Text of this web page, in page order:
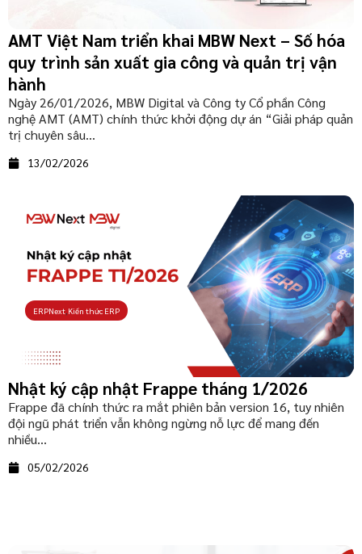
AMT Việt Nam triển khai MBW Next – Số hóa
quy trình sản xuất gia công và quản trị vận
hành
Ngày 26/01/2026, MBW Digital và Công ty Cổ phần Công
nghệ AMT (AMT) chính thức khởi động dự án “Giải pháp quản
trị chuyên sâu...
13/02/2026
Nhật ký cập nhật Frappe tháng 1/2026
Frappe đã chính thức ra mắt phiên bản version 16, tuy nhiên
đội ngũ phát triển vẫn không ngừng nỗ lực để mang đến
nhiều...
05/02/2026
ERPNext Kiến thức ERP